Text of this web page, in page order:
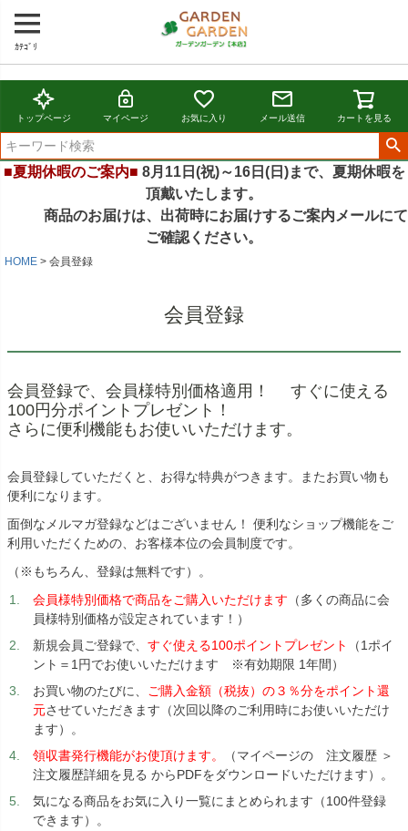
ｶﾃｺﾞﾘ
トップページ マイページ お気に入り メール送信 カートを見る
■夏期休暇のご案内■ 8月11日(祝)～16日(日)まで、夏期休暇を
頂戴いたします。
商品のお届けは、出荷時にお届けするご案内メールにて
ご確認ください。
HOME 会員登録
会員登録
会員登録で、会員様特別価格適用！ すぐに使える
100円分ポイントプレゼント！
さらに便利機能もお使いいただけます。
会員登録していただくと、お得な特典がつきます。またお買い物も
便利になります。
面倒なメルマガ登録などはございません！ 便利なショップ機能をご
利用いただくための、お客様本位の会員制度です。
（※もちろん、登録は無料です）。
会員様特別価格で商品をご購入いただけます （多くの商品に会
員様特別価格が設定されています！）
新規会員ご登録で、 すぐ使える100ポイントプレゼント
（1ポイ
ント＝1円でお使いいただけます ※有効期限 1年間）
お買い物のたびに、 ご購入金額（税抜）の３％分をポイント還
元させていただきます（次回以降のご利用時にお使いいただけ
ます）。
領収書発行機能がお使頂けます。
（マイページの 注文履歴 ＞
注文履歴詳細を見る からPDFをダウンロードいただけます）。
気になる商品をお気に入り一覧にまとめられます（100件登録
できます）。